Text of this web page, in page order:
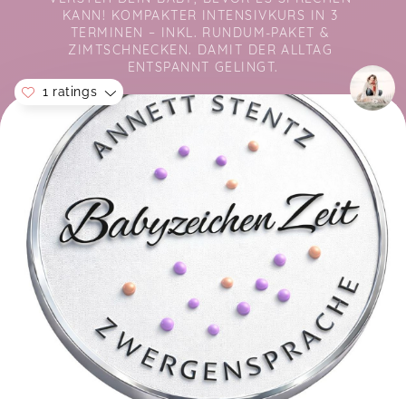
KANN! KOMPAKTER INTENSIVKURS IN 3
TERMINEN – INKL. RUNDUM-PAKET &
ZIMTSCHNECKEN. DAMIT DER ALLTAG
ENTSPANNT GELINGT.
Soon you will learn more about me here...
1 ratings
Annett ist ein absoluter Herzensmensch und gibt
ihr Know-how mit so viel Engagement und
Überzeugung weiter, dass man sich einfach nur
wohlfühlen kann. Die Räumlichkeiten sind super
babygerecht, gemütlich und herzlich vorbereitet
und die Atmosphäre in der Gruppe war durchweg
angenehm und wertvoll. Ich bin überzeugte
Zwergensprachlerin und habe einige Mamas
schon mit dem Gebärdenfieber angesteckt 😊
Absolute und klare Empfehlung für jeden
Mensch, der mit kleinen Zwergen
bedürfnisorientiert leben und umgehen will 🫶
Astrid,